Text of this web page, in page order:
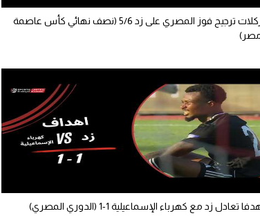
ركلات ترجيح فوز المصري على زد 5/6 (نصف نهائي كأس عاصمة
تعادل زد مع كهرباء الإسماعيلية 1-1 (الدوري المصري)